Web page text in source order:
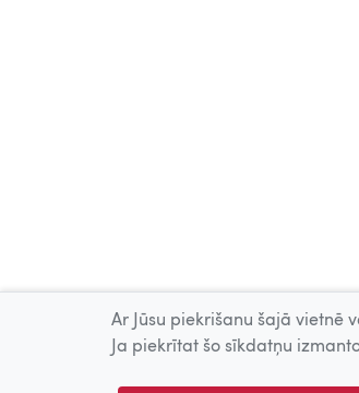
Ar Jūsu piekrišanu šajā vietnē
Ja piekrītat šo sīkdatņu